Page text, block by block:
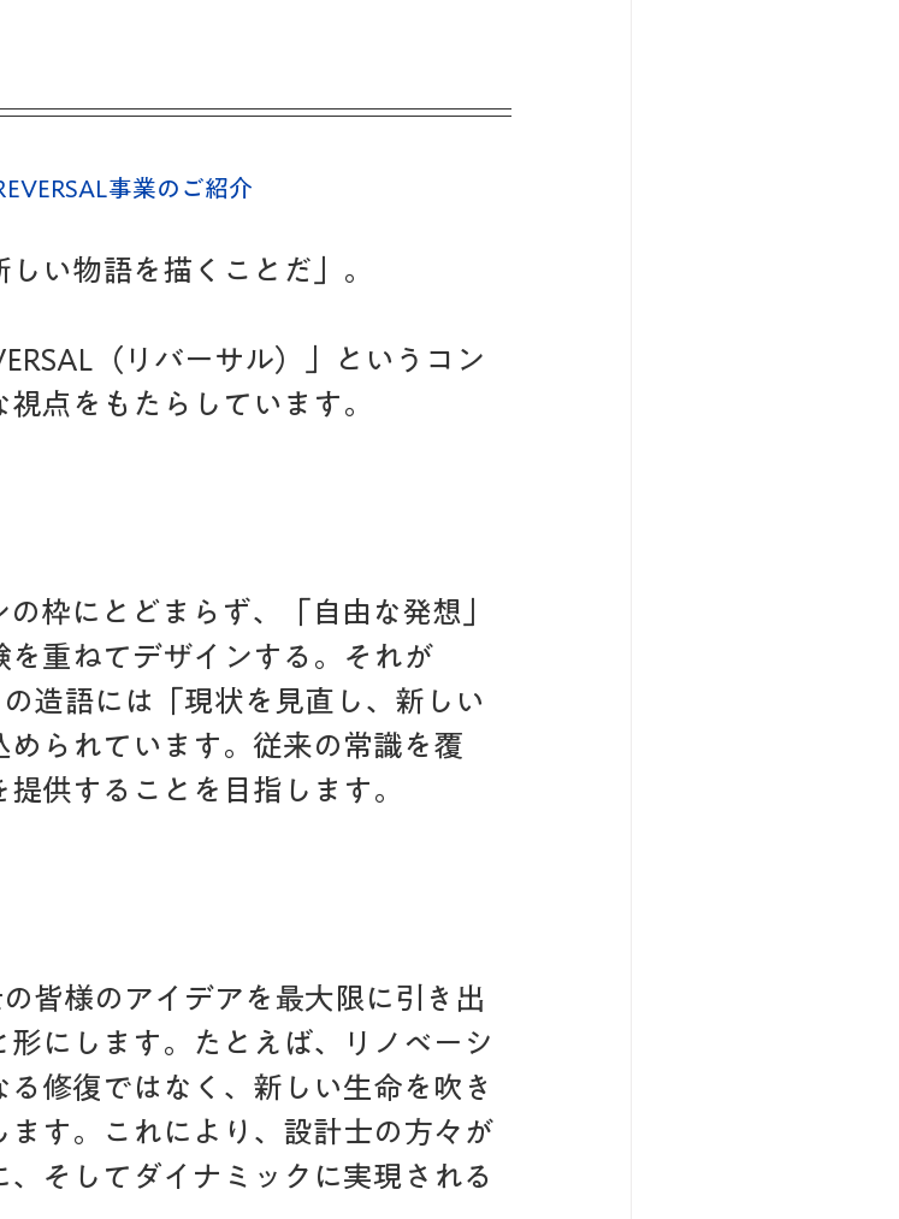
事業のご紹介
い物語を描くことだ」。
（リバーサル）」というコン
点をもたらしています。
枠にとどまらず、「自由な発想」
重ねてデザインする。それが
造語には「現状を見直し、新しい
られています。従来の常識を覆
供することを目指します。
皆様のアイデアを最大限に引き出
にします。たとえば、リノベーシ
修復ではなく、新しい生命を吹き
す。これにより、設計士の方々が
そしてダイナミックに実現される